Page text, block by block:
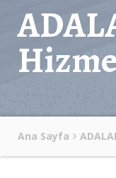
Ana Sayfa